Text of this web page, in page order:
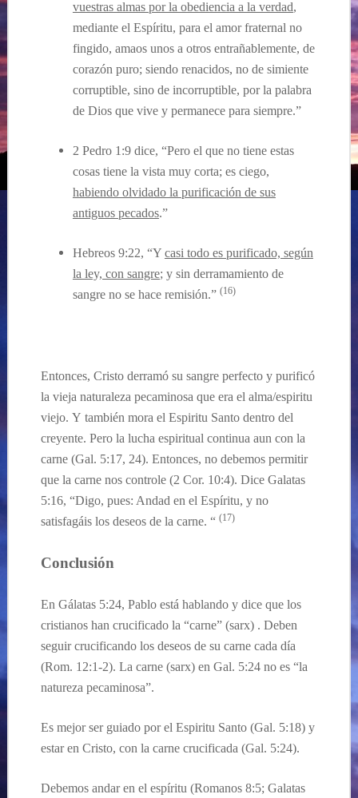
vuestras almas por la obediencia a la verdad,
mediante el Espíritu, para el amor fraternal no
fingido, amaos unos a otros entrañablemente, de
corazón puro; siendo renacidos, no de simiente
corruptible, sino de incorruptible, por la palabra
de Dios que vive y permanece para siempre.”
2 Pedro 1:9 dice, “Pero el que no tiene estas
cosas tiene la vista muy corta; es ciego,
habiendo olvidado la purificación de sus
antiguos pecados.”
Hebreos 9:22, “Y casi todo es purificado, según
la ley, con sangre; y sin derramamiento de
sangre no se hace remisión.” (16)
Entonces, Cristo derramósu sangre perfecto y purificó
la vieja naturaleza pecaminosa que era el alma/espiritu
viejo. Y también mora el Espiritu Santo dentro del
creyente. Pero la lucha espiritual continua aun con la
carne (Gal. 5:17, 24). Entonces, no debemospermitir
que la carne noscontrole (2 Cor. 10:4). Dice Galatas
5:16, “Digo, pues: Andad en el Espíritu, y no
satisfagáis los deseos de la carne. “ (17)
Conclusión
En Gálatas 5:24, Pablo está hablando y dice que los
cristianos han crucificado la “carne” (sarx) . Deben
seguir crucificando los deseos de su carne cada día
(Rom. 12:1-2). La carne (sarx) en Gal. 5:24 no es “la
natureza pecaminosa”.
Es mejor ser guiado por el Espiritu Santo (Gal. 5:18) y
estar en Cristo, con la carne crucificada (Gal. 5:24).
Debemos andar en el espíritu (Romanos 8:5; Galatas